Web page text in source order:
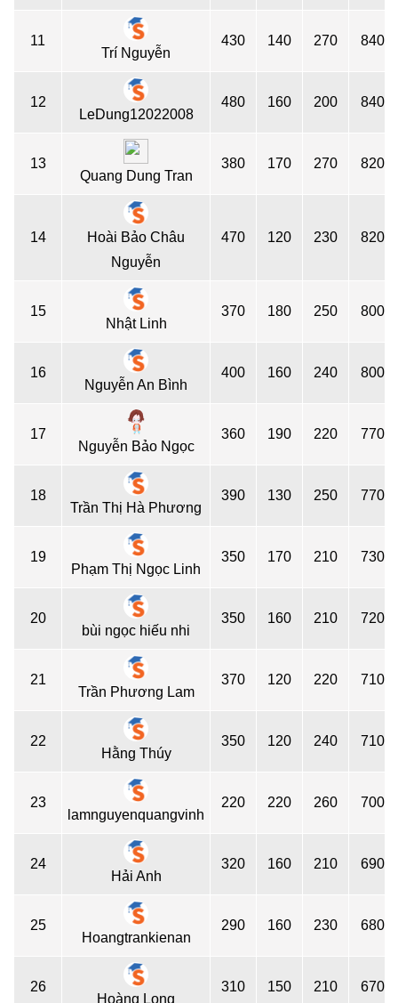
11
Trí Nguyễn
430 140 270 840
12
LeDung12022008
480 160 200 840
13
Quang Dung Tran
380 170 270 820
14
Hoài Bảo Châu
Nguyễn
470 120 230 820
15
Nhật Linh
370 180 250 800
16
Nguyễn An Bình
400 160 240 800
17
Nguyễn Bảo Ngọc
360 190 220 770
18
Trần Thị Hà Phương
390 130 250 770
19
Phạm Thị Ngọc Linh
350 170 210 730
20
bùi ngọc hiếu nhi
350 160 210 720
21
Trần Phương Lam
370 120 220 710
22
Hằng Thúy
350 120 240 710
23
lamnguyenquangvinh
220 220 260 700
24
Hải Anh
320 160 210 690
25
Hoangtrankienan
290 160 230 680
26
Hoàng Long
310 150 210 670